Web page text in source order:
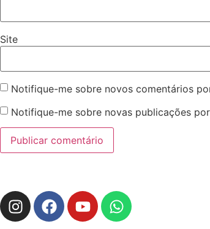
Site
Notifique-me sobre novos comentários
Notifique-me sobre novas publicações